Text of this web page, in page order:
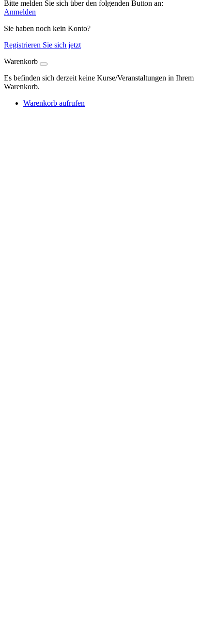
Bitte melden Sie sich über den folgenden Button an:
Anmelden
Sie haben noch kein Konto?
Registrieren Sie sich jetzt
Warenkorb
Es befinden sich derzeit keine Kurse/Veranstaltungen in Ihrem
Warenkorb.
Warenkorb aufrufen